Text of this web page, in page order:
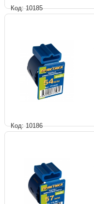
Код: 10185
Код: 10186